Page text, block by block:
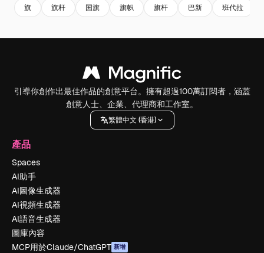
旗 旗杆 国旗 旗帜 旗杆 巴新 班代拉
引導你創作出最佳作品的創意平台。擁有超過100萬訂閱者，涵蓋
創意人士、企業、代理商和工作室。
繁體中文 (香港)
產品
Spaces
AI助手
AI圖像生成器
AI視頻生成器
AI語音生成器
圖庫內容
MCP用於Claude/ChatGPT 新增